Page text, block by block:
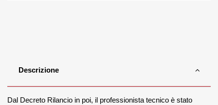
Descrizione
Dal Decreto Rilancio in poi, il professionista tecnico è stato